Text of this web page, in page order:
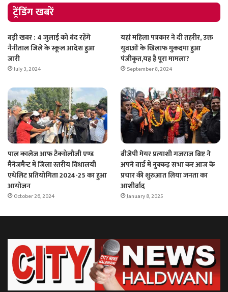
ट्रेंडिंग खबरें
बड़ी खबर : 4 जुलाई को बंद रहेंगे
नैनीताल जिले के स्कूल आदेश हुआ
जारी
July 3, 2024
यहां महिला पत्रकार ने दी तहरीर, उक्त
युवाओं के खिलाफ मुकदमा हुआ
पंजीकृत,यह है पूरा मामला?
September 8, 2024
पाल कालेज आफ टैक्नोलौजी एण्ड
मैनेजमैन्ट में जिला स्तरीय विधालयी
एथेलिट प्रतियोगिता 2024-25 का हुआ
आयोजन
October 26, 2024
बीजेपी मेयर प्रत्याशी गजराज बिष्ट ने
अपने वार्ड में नुक्कड़ सभा कर आज के
प्रचार की शुरुआत लिया जनता का
आशीर्वाद
January 8, 2025